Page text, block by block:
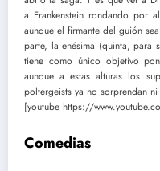
a Frankenstein rondando por
aunque el firmante del guión
parte, la enésima (quinta, para
tiene como único objetivo
aunque a estas alturas los
poltergeists ya no sorprendan ni
[youtube https://
Comedias